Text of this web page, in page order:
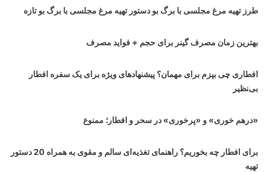
طرز تهیه مرغ مجلسی با برگ بو دستور تهیه مرغ مجلسی با برگ بو تازه
بهترین زمان مصرف گینر برای حجم + فواید مصرف
افطاری چی بپزم برای مهمان؟ پیشنهادهای ویژه برای یک سفره افطار
بی‌نظیر
«درهم خوری» و «پرخوری» در سحر و افطار؛ ممنوع
برای افطار چه بخوریم؟ راهنمای تغذیه‌ای سالم و مقوی به همراه 20 دستور
تهیه